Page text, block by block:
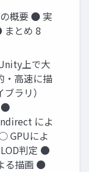
概要 ● 実
とめ 8
上で大
・高速に描
ラリ）
●
によ
GPUによ
判定 ●
る描画 ●